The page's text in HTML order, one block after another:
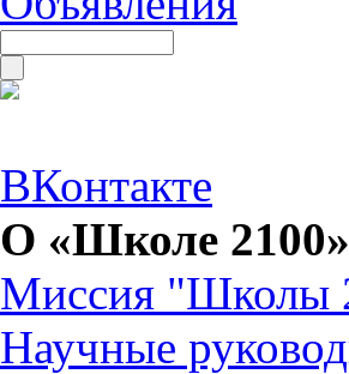
ВКонтакте
О «Школе 2100»
Миссия "Школы
Научные